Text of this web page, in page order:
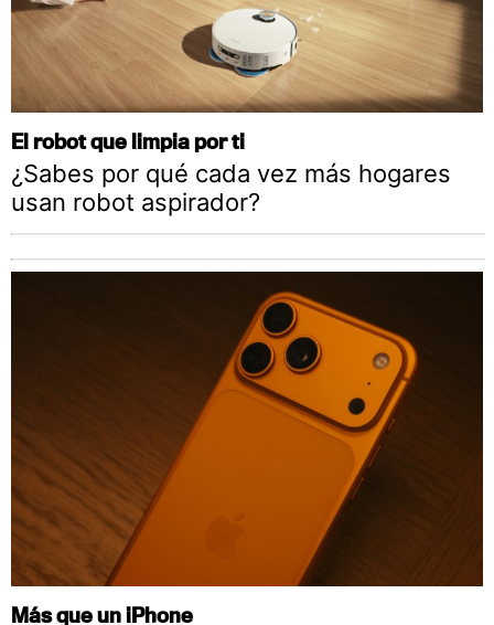
El robot que limpia por ti
¿Sabes por qué cada vez más hogares
usan robot aspirador?
Más que un iPhone